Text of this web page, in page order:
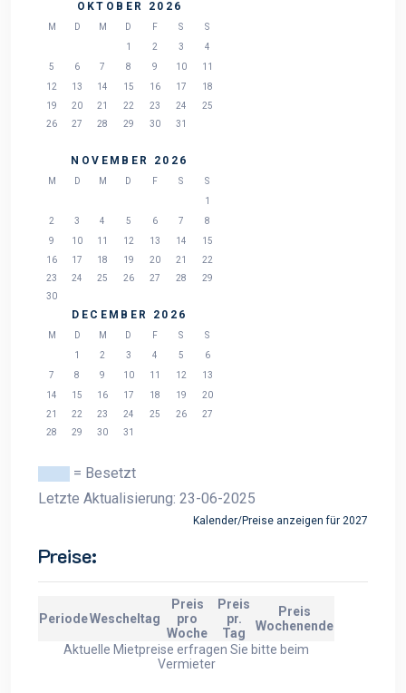
OKTOBER 2026
M D M D F S
S
1
2 3
4
5
6 7 8 9 10
11
12
13 14 15 16 17
18
19
20 21 22 23 24
25
26
27 28 29 30 31
NOVEMBER 2026
M D M D F S
S
1
2
3 4 5 6 7
8
9
10 11 12 13 14
15
16
17 18 19 20 21
22
23
24 25 26 27 28
29
30
DECEMBER 2026
M D M D F S
S
1
2 3 4 5
6
7
8 9 10 11 12
13
14
15 16 17 18 19
20
21
22 23 24 25 26
27
28
29 30 31
= Besetzt
Letzte Aktualisierung: 23-06-2025
Kalender/Preise anzeigen für 2027
Preise:
PeriodeWescheltag
Preis
pro
Woche
Preis
pr.
Tag
Preis
Wochenende
Aktuelle Mietpreise erfragen Sie bitte beim
Vermieter